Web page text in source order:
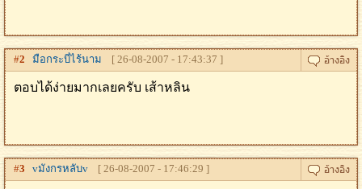
#2 มือกระบี่ไร้นาม [ 26-08-2007 - 17:43:37 ]
ตอบได้ง่ายมากเลยครับ เส้าหลิน
#3 vมังกรหลับv [ 26-08-2007 - 17:46:29 ]